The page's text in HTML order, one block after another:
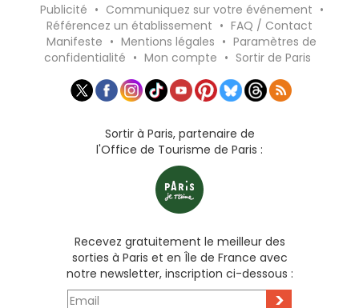
Publicité • Communiquez sur votre événement •
Référencez un établissement • FAQ / Contact
Manifeste • Mentions légales • Paramètres de
confidentialité • Mon compte • Sortir de Paris
Sortir à Paris, partenaire de
l'Office de Tourisme de Paris :
Recevez gratuitement le meilleur des
sorties à Paris et en Île de France avec
notre newsletter, inscription ci-dessous :
>